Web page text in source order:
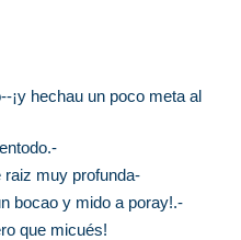
¡y hechau un poco meta al
muy profunda-
bocao y mido a poray!.-
que micués!